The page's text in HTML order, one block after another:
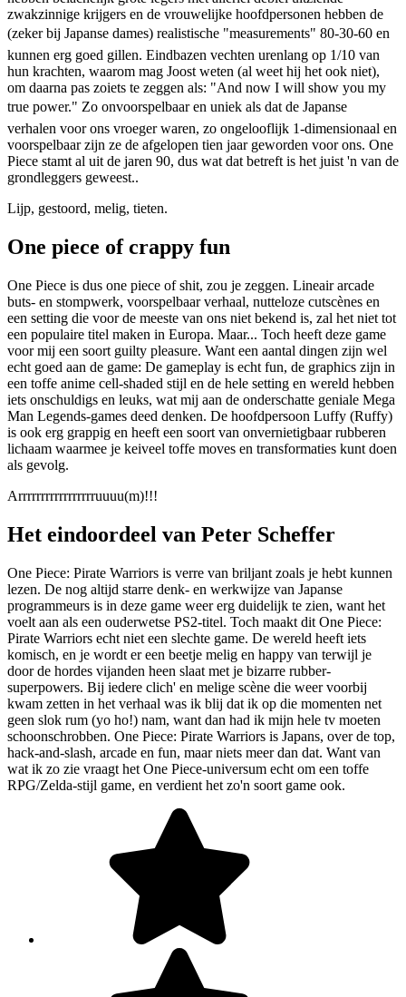
zwakzinnige krijgers en de vrouwelijke hoofdpersonen hebben de
(zeker bij Japanse dames) realistische "measurements" 80-30-60 en
kunnen erg goed gillen. Eindbazen vechten urenlang op 1/10 van
hun krachten, waarom mag Joost weten (al weet hij het ook niet),
om daarna pas zoiets te zeggen als: "And now I will show you my
true power." Zo onvoorspelbaar en uniek als dat de Japanse
verhalen voor ons vroeger waren, zo ongelooflijk 1-dimensionaal en
voorspelbaar zijn ze de afgelopen tien jaar geworden voor ons. One
Piece stamt al uit de jaren 90, dus wat dat betreft is het juist 'n van de
grondleggers geweest..
Lijp, gestoord, melig, tieten.
One piece of crappy fun
One Piece is dus one piece of shit, zou je zeggen. Lineair arcade
buts- en stompwerk, voorspelbaar verhaal, nutteloze cutscènes en
een setting die voor de meeste van ons niet bekend is, zal het niet tot
een populaire titel maken in Europa. Maar... Toch heeft deze game
voor mij een soort guilty pleasure. Want een aantal dingen zijn wel
echt goed aan de game: De gameplay is echt fun, de graphics zijn in
een toffe anime cell-shaded stijl en de hele setting en wereld hebben
iets onschuldigs en leuks, wat mij aan de onderschatte geniale Mega
Man Legends-games deed denken. De hoofdpersoon Luffy (Ruffy)
is ook erg grappig en heeft een soort van onvernietigbaar rubberen
lichaam waarmee je keiveel toffe moves en transformaties kunt doen
als gevolg.
Arrrrrrrrrrrrrrrrruuuu(m)!!!
Het eindoordeel van Peter Scheffer
One Piece: Pirate Warriors is verre van briljant zoals je hebt kunnen
lezen. De nog altijd starre denk- en werkwijze van Japanse
programmeurs is in deze game weer erg duidelijk te zien, want het
voelt aan als een ouderwetse PS2-titel. Toch maakt dit One Piece:
Pirate Warriors echt niet een slechte game. De wereld heeft iets
komisch, en je wordt er een beetje melig en happy van terwijl je
door de hordes vijanden heen slaat met je bizarre rubber-
superpowers. Bij iedere clich' en melige scène die weer voorbij
kwam zetten in het verhaal was ik blij dat ik op die momenten net
geen slok rum (yo ho!) nam, want dan had ik mijn hele tv moeten
schoonschrobben. One Piece: Pirate Warriors is Japans, over de top,
hack-and-slash, arcade en fun, maar niets meer dan dat. Want van
wat ik zo zie vraagt het One Piece-universum echt om een toffe
RPG/Zelda-stijl game, en verdient het zo'n soort game ook.